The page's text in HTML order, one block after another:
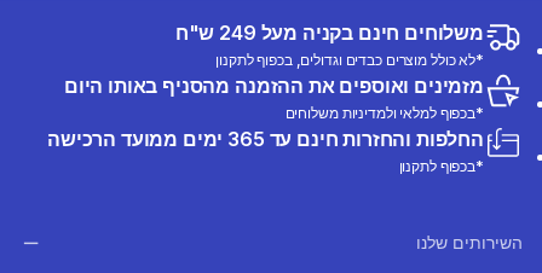
משלוחים חינם בקניה מעל 249 ש"ח
*לא כולל מוצרים כבדים וגדולים, בכפוף לתקנון
מזמינים ואוספים את ההזמנה מהסניף באותו היום
*בכפוף למלאי ולמדיניות משלוחים
החלפות והחזרות חינם עד 365 ימים ממועד הרכישה
*בכפוף לתקנון
השירותים שלנו